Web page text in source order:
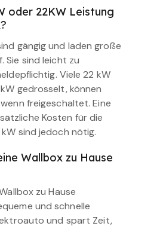
oder 22KW Leistung
gängig und laden große
Sie sind leicht zu
Viele 22 kW
gedrosselt, können
freigeschaltet. Eine
Kosten für die
sind jedoch nötig.
Wallbox zu Hause
zu Hause
und schnelle
und spart Zeit,